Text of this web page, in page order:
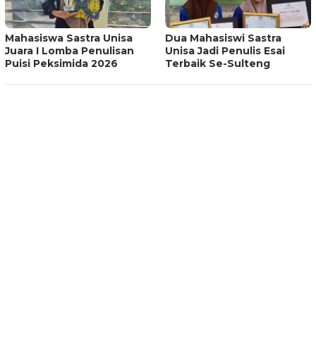
Mahasiswa Sastra Unisa
Juara I Lomba Penulisan
Puisi Peksimida 2026
Dua Mahasiswi Sastra
Unisa Jadi Penulis Esai
Terbaik Se-Sulteng